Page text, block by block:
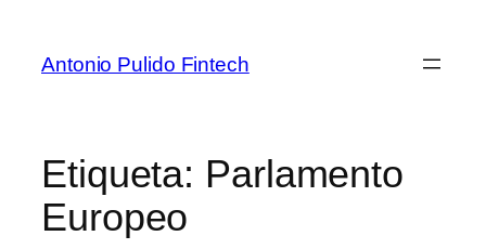
Antonio Pulido Fintech
Etiqueta: Parlamento
Europeo